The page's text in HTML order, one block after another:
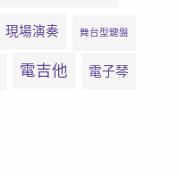
現場演奏 舞台型鍵盤
電吉他 電子琴